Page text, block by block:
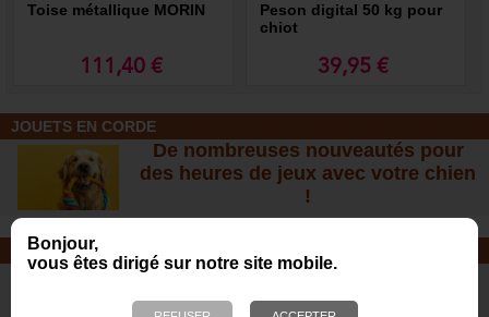
Bonjour,
vous êtes dirigé sur notre site mobile.
Toise métallique MORIN
111,40 €
Peson digital 50 kg pour
chiot
39,95 €
JOUETS EN CORDE
De nombreuses nouveautés pour
des heures de jeux avec votre chien
!
SOINS ET SHAMPOOING
Tout pour l'hygiène et les soins de
votre chien !